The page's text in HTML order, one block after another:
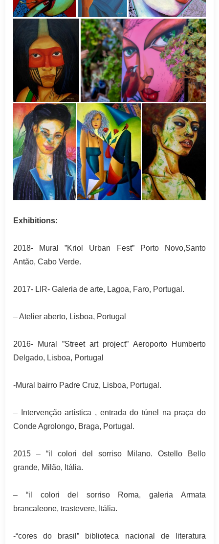
Exhibitions:
2018- Mural ”Kriol Urban Fest” Porto Novo,Santo
Antão, Cabo Verde.
2017- LIR- Galeria de arte, Lagoa, Faro, Portugal.
– Atelier aberto, Lisboa, Portugal
2016- Mural ”Street art project” Aeroporto Humberto
Delgado, Lisboa, Portugal
-Mural bairro Padre Cruz, Lisboa, Portugal.
– Intervenção artística , entrada do túnel na praça do
Conde Agrolongo, Braga, Portugal.
2015 – “il colori del sorriso Milano. Ostello Bello
grande, Milão, Itália.
– “il colori del sorriso Roma, galeria Armata
brancaleone, trastevere, Itália.
-“cores do brasil” biblioteca nacional de literatura